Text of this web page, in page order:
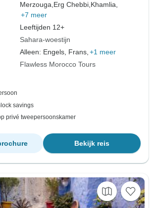
Merzouga,Erg Chebbi,Khamlia,
+7 meer
Leeftijden 12+
Sahara-woestijn
Alleen: Engels, Frans, +1 meer
Flawless Morocco Tours
savings
privé tweepersoonskamer
Bekijk reis